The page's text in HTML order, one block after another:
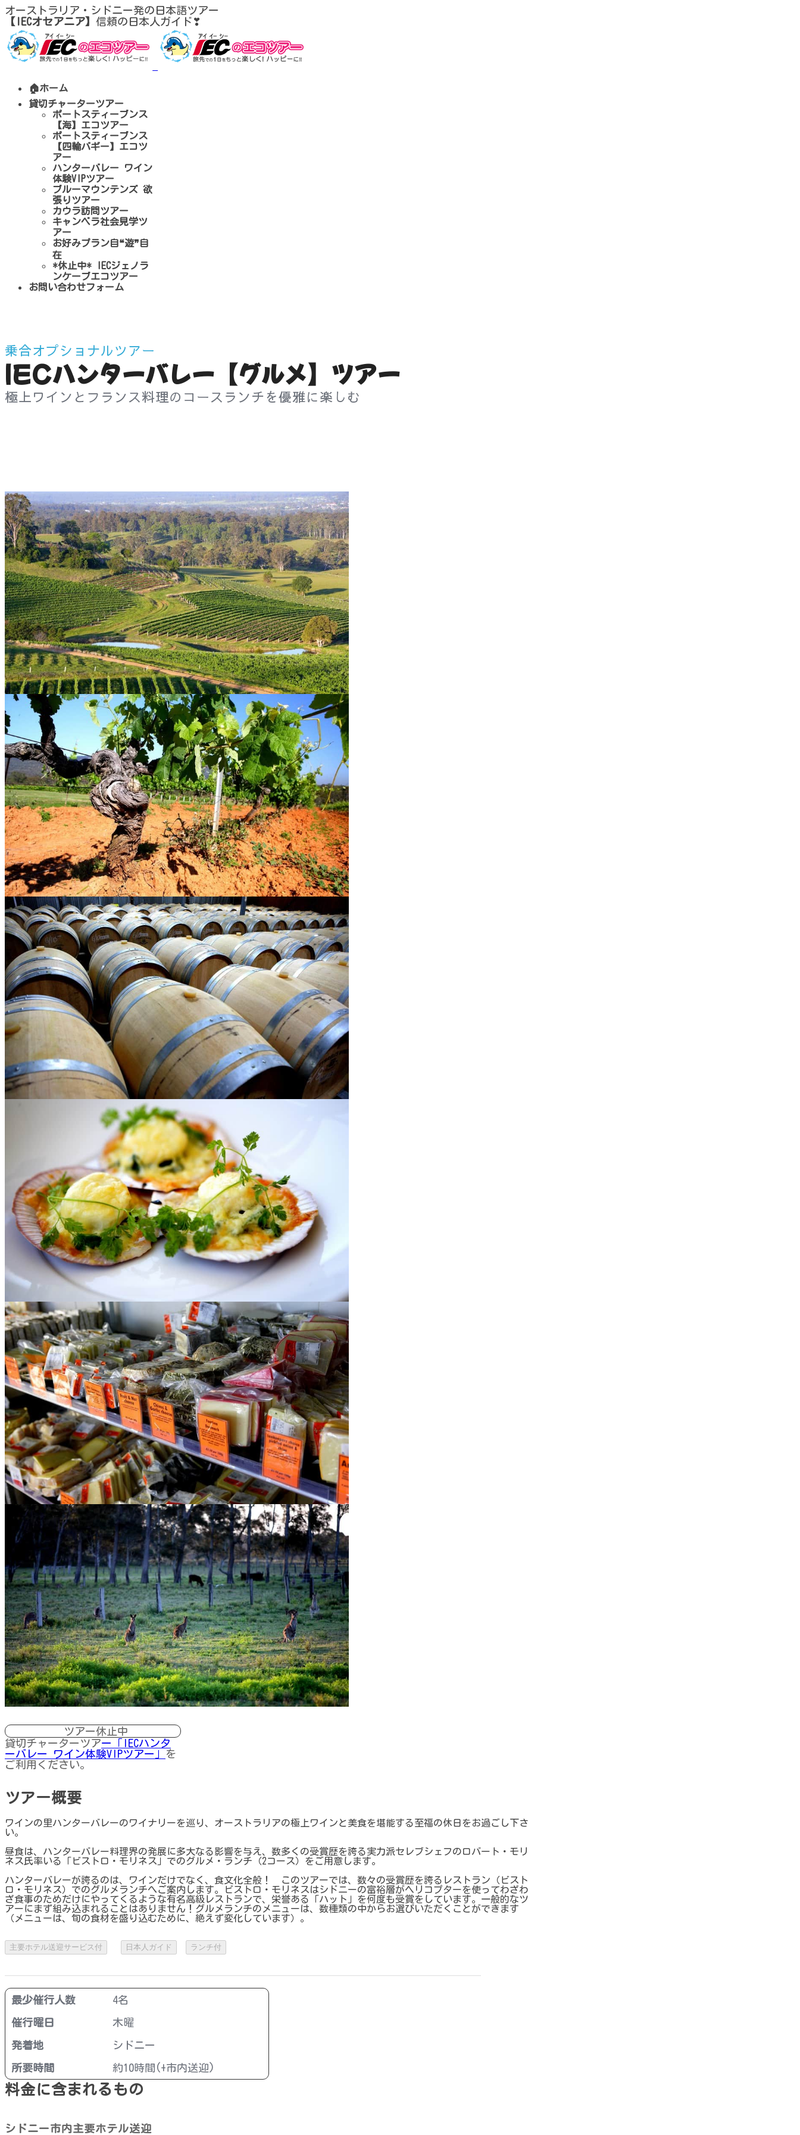
オーストラリア・シドニー発の日本語ツアー
【IECオセアニア】 信頼の日本人ガイド❣
🏠ホーム
貸切チャーターツアー
ポートスティーブンス
【海】エコツアー
ポートスティーブンス
【四輪バギー】エコツ
アー
ハンターバレー ワイン
体験VIPツアー
ブルーマウンテンズ 欲
張りツアー
カウラ訪問ツアー
キャンベラ社会見学ツ
アー
お好みプラン自❝遊❞自
在
*休止中* IECジェノラ
ンケーブエコツアー
お問い合わせフォーム
乗合オプショナルツアー
IECハンターバレー 【グルメ】ツアー
極上ワインと フランス料理の コースランチを優雅に楽しむ
ツアー休止中
貸切チャーターツアー「IECハンタ
ーバレー ワイン体験VIPツアー」
を
ご利用ください。
ツアー概要
ワインの里ハンターバレーのワイナリーを巡り、オーストラリアの極上ワインと美食を堪能する至福の休日をお過ごし下さ
い。
昼食は、ハンターバレー料理界の発展に多大なる影響を与え、数多くの受賞歴を誇る実力派セレブシェフのロバート・モリ
ネス氏率いる「ビストロ・モリネス」でのグルメ・ランチ（2コース）をご用意します。
ハンターバレーが誇るのは、ワインだけでなく、食文化全般！ このツアーでは、数々の受賞歴を誇るレストラン（ビスト
ロ・モリネス）でのグルメランチへご案内します。ビストロ・モリネスはシドニーの富裕層がヘリコプターを使ってわざわ
ざ食事のためだけにやってくるような有名高級レストランで、栄誉ある「ハット」を何度も受賞をしています。一般的なツ
アーにまず組み込まれることはありません！グルメランチのメニューは、数種類の中からお選びいただくことができます
（メニューは、旬の食材を盛り込むために、絶えず変化しています）。
主要ホテル送迎サービス付 日本人ガイド ランチ付
最少催行人数 4名
催行曜日 木曜
発着地 シドニー
所要時間 約10時間(+市内送迎)
料金に含まれるもの
シドニー市内主要ホテル送迎